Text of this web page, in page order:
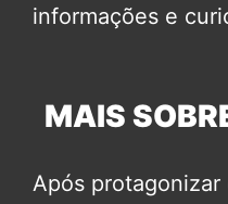
informações e
MAIS
Após